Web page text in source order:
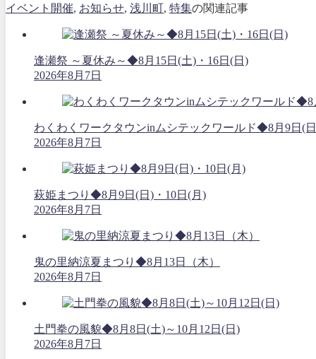
イベント開催, お知らせ, 浅川町, 特集の関連記事
逢瀬祭 ～夏休み～◆8月15日(土)・16日(日)
2026年8月7日
わくわくワークタウンinムシテックワールド◆8月9日(
2026年8月7日
萩姫まつり◆8月9日(日)・10日(月)
2026年8月7日
鬼の里納涼夏まつり◆8月13日（木）
2026年8月7日
土門拳の風貌◆8月8日(土)～10月12日(日)
2026年8月7日